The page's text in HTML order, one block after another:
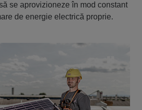
se aprovizioneze în mod constant
de energie electrică proprie.